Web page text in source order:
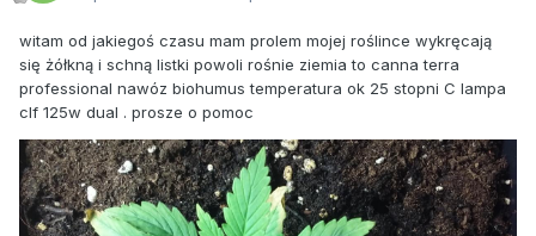
witam od jakiegoś czasu mam prolem mojej roślince wykręcają
się żółkną i schną listki powoli rośnie ziemia to canna terra
professional nawóz biohumus temperatura ok 25 stopni C lampa
clf 125w dual . prosze o pomoc